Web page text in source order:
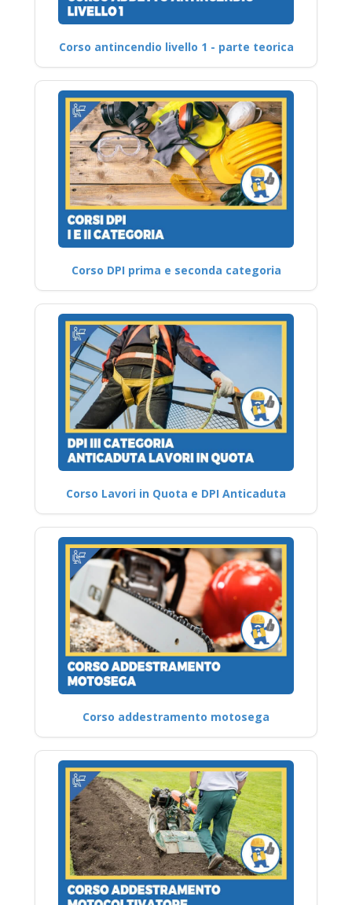
Corso antincendio livello 1 - parte teorica
Corso DPI prima e seconda categoria
Corso Lavori in Quota e DPI Anticaduta
Corso addestramento motosega